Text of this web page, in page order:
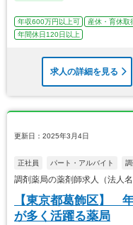
年収600万円以上可 産休・育休取
年間休日120日以上
求人の詳細を見る
更新日：2025年3月4日
正社員 パート・アルバイト
調剤薬局の薬剤師求人（法人
【東京都葛飾区】
が多く活躍る薬局